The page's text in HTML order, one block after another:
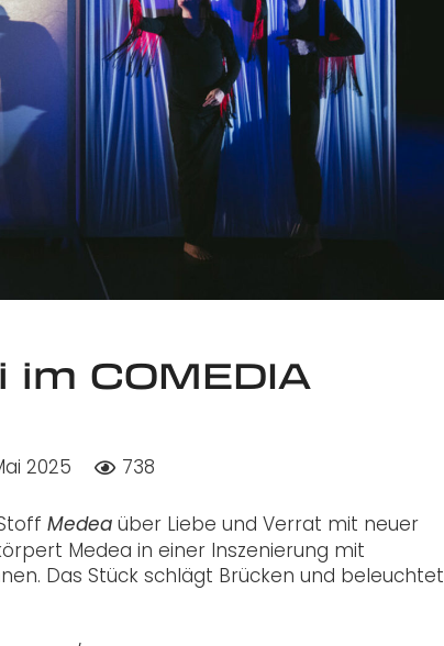
COMEDIA
2025 738
Medea über Liebe und Verrat mit neuer
Medea in einer Inszenierung mit
Das Stück schlägt Brücken und beleuchtet